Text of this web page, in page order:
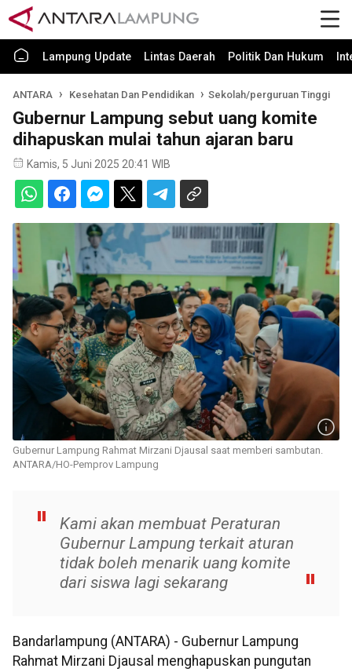
Lampung Update Lintas Daerah Politik Dan Hukum
ANTARA Kesehatan Dan Pendidikan Sekolah/perguruan Tinggi
Gubernur Lampung sebut uang komite
dihapuskan mulai tahun ajaran baru
Kamis, 5 Juni 2025 20:41 WIB
Gubernur Lampung Rahmat Mirzani Djausal saat memberi sambutan.
ANTARA/HO-Pemprov Lampung
Kami akan membuat Peraturan
Gubernur Lampung terkait aturan
tidak boleh menarik uang komite
dari siswa lagi sekarang
Bandarlampung (ANTARA) - Gubernur Lampung
Rahmat Mirzani Djausal menghapuskan pungutan